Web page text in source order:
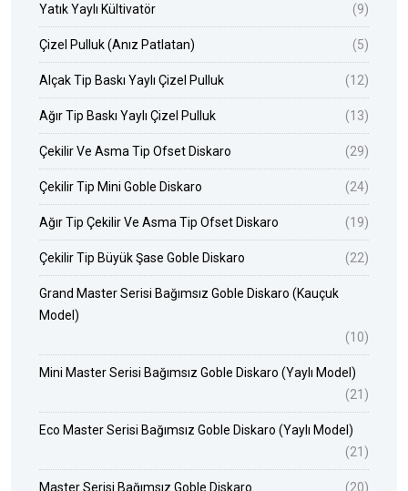
Yatık Yaylı Kültivatör (9)
Çizel Pulluk (Anız Patlatan) (5)
Alçak Tip Baskı Yaylı Çizel Pulluk (12)
Ağır Tip Baskı Yaylı Çizel Pulluk (13)
Çekilir Ve Asma Tip Ofset Diskaro (29)
Çekilir Tip Mini Goble Diskaro (24)
Ağır Tip Çekilir Ve Asma Tip Ofset Diskaro (19)
Çekilir Tip Büyük Şase Goble Diskaro (22)
Grand Master Serisi Bağımsız Goble Diskaro (Kauçuk
Model)
(10)
Mini Master Serisi Bağımsız Goble Diskaro (Yaylı Model)
(21)
Eco Master Serisi Bağımsız Goble Diskaro (Yaylı Model)
(21)
Master Serisi Bağımsız Goble Diskaro (20)